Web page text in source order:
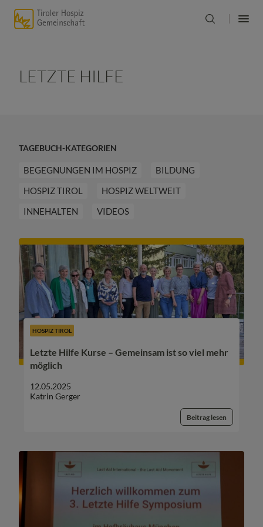
LETZTE HILFE
TAGEBUCH-KATEGORIEN
BEGEGNUNGEN IM HOSPIZ
BILDUNG
HOSPIZ TIROL
HOSPIZ WELTWEIT
INNEHALTEN
VIDEOS
HOSPIZ TIROL
Letzte Hilfe Kurse – Gemeinsam ist so viel mehr
möglich
12.05.2025
Katrin Gerger
Beitrag lesen